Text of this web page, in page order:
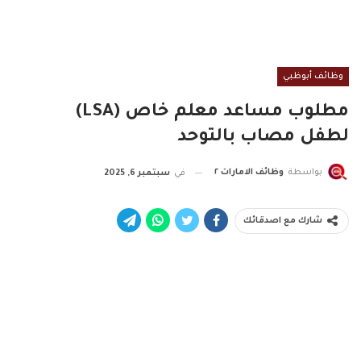
وظائف أبوظبي
مطلوب مساعد معلم خاص (LSA)
لطفل مصاب بالتوحد
بواسطة وظائف الامارات ٢ في سبتمبر 6, 2025
شارك مع اصدقائك